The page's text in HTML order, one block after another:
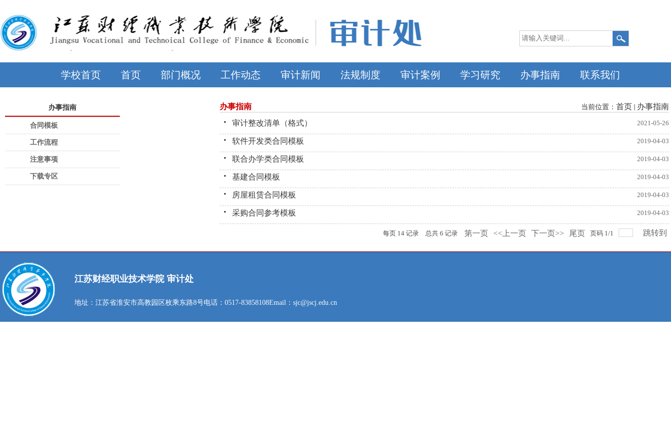
学校首页 首页 部门概况 工作动态 审计新闻 法规制度 审计案例 学习研究 办事指南 联系我们
办事指南
合同模板
工作流程
注意事项
下载专区
办事指南 当前位置： 首页
办事指南
审计整改清单（格式）
2021-05-26
软件开发类合同模板 2019-04-03
联合办学类合同模板 2019-04-03
基建合同模板 2019-04-03
房屋租赁合同模板 2019-04-03
采购合同参考模板 2019-04-03
每页 14 记录 总共 6 记录 第一页 <<上一页 下一页>> 尾页 页码 1/1 跳转到
江苏财经职业技术学院 审计处
地址：江苏省淮安市高教园区枚乘东路8号电话：0517-83858108Email：sjc@jscj.edu.cn